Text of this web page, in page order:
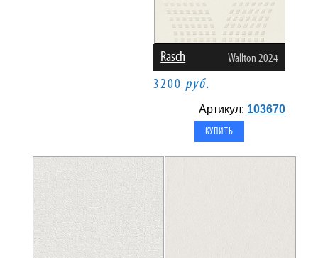
Rasch Wallton 2024
3200 руб.
Артикул: 103670